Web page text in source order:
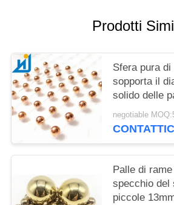
Prodotti
Sfera pura
sopporta il
solido delle
8mm 10mm
negotiable
Palle di
specchio del
piccole